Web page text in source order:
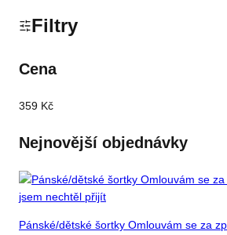
Filtry
Cena
359 Kč
Nejnovější objednávky
Pánské/dětské šortky Omlouvám se za